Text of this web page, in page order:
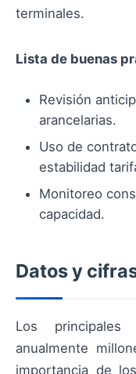
terminales.
Lista de buenas
Revisión
arancelarias.
Uso de
estabilidad
Monitoreo
capacidad.
Datos y
Los principales
anualmente
importancia de